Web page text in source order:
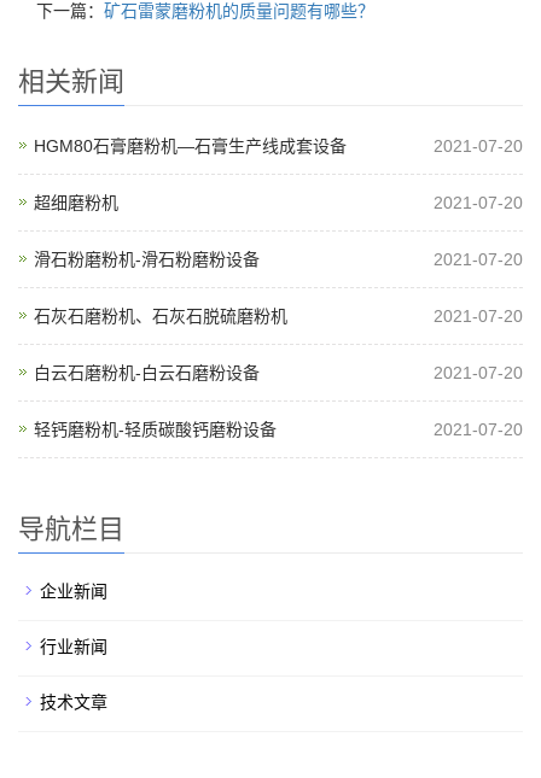
下一篇： 矿石雷蒙磨粉机的质量问题有哪些？
相关新闻
HGM80石膏磨粉机—石膏生产线成套设备 2021-07-20
超细磨粉机 2021-07-20
滑石粉磨粉机-滑石粉磨粉设备 2021-07-20
石灰石磨粉机、石灰石脱硫磨粉机 2021-07-20
白云石磨粉机-白云石磨粉设备 2021-07-20
轻钙磨粉机-轻质碳酸钙磨粉设备 2021-07-20
导航栏目
企业新闻
行业新闻
技术文章